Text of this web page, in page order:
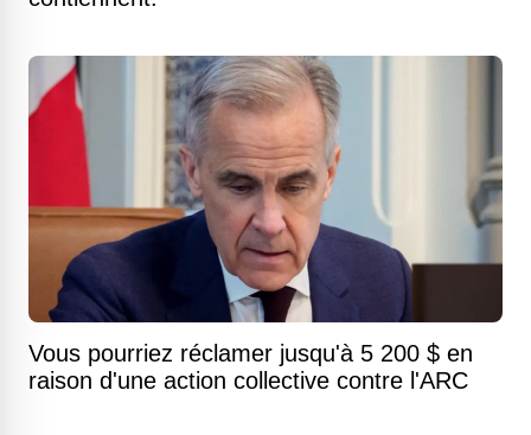
Vous pourriez réclamer jusqu'à 5 200 $ en
raison d'une action collective contre l'ARC